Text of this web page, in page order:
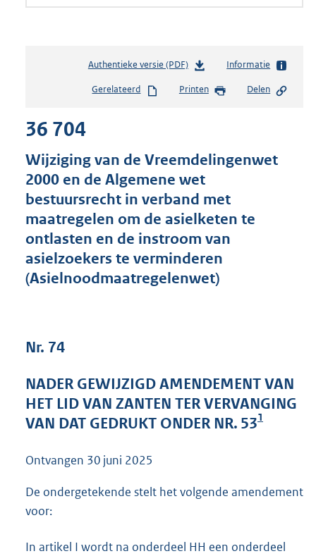
Authentieke versie (PDF)b
s
s
g
r
o
t
t
:
Informatie
Gerelateerd Printen Delen
36 704
Wijziging van de Vreemdelingenwet
2000 en de Algemene wet
bestuursrecht in verband met
maatregelen om de asielketen te
ontlasten en de instroom van
asielzoekers te verminderen
(Asielnoodmaatregelenwet)
Nr. 74
NADER GEWIJZIGD AMENDEMENT VAN
HET LID VAN ZANTEN TER VERVANGING
VAN DAT GEDRUKT ONDER NR. 531
Ontvangen 30 juni 2025
De ondergetekende stelt het volgende amendement
voor:
In artikel I wordt na onderdeel HH een onderdeel